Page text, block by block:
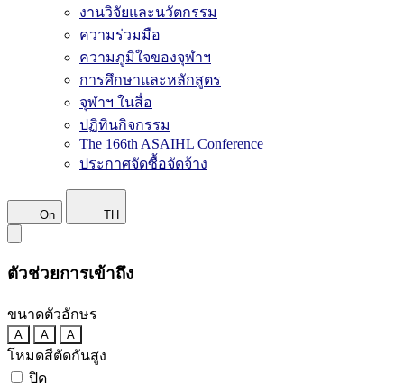
งานวิจัยและนวัตกรรม
ความร่วมมือ
ความภูมิใจของจุฬาฯ
การศึกษาและหลักสูตร
จุฬาฯ ในสื่อ
ปฏิทินกิจกรรม
The 166th ASAIHL Conference
ประกาศจัดซื้อจัดจ้าง
On TH
ตัวช่วยการเข้าถึง
ขนาดตัวอักษร
A A A
โหมดสีตัดกันสูง
ปิด